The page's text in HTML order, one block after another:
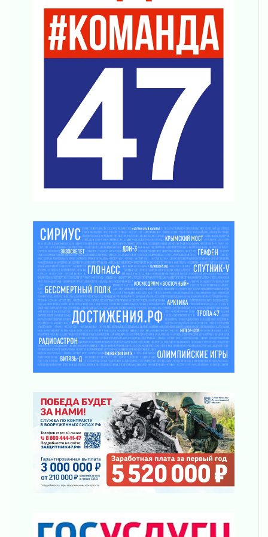
31 июля 2026
«Корвет» на страже
31 июля 2026
Правила для жизни
С рабочим визитом
В Шлиссельбурге прошла акция «Белый
кораблик Памяти»
31 июля 2026
Новые возможности для творчества
За сухими цифрами — реальная жизнь
«Созидателям»
31 июля 2026
Генеральная репетиция векового юбилея
31 июля 2026
Открытое сердце и стремление делать добро
31 июля 2026
Давайте разберемся!
30 июля 2026
Круглую ригу в Гатчине отреставрируют в
2027 году
30 июля 2026
30 июля 2026
Лаголовская общеобразовательная школа
откроется к концу сентября
30 июля 2026
Ленобласть наводит порядок на дорогах и в
перевозках
30 июля 2026
Комфортное лето: в Ленобласти 30 июля
Ладожский мост на трассе «Кола» полностью